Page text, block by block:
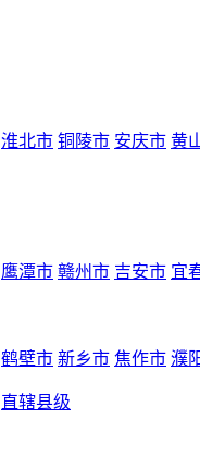
淮北市 铜陵市 安庆市 黄
鹰潭市 赣州市 吉安市 宜
鹤壁市 新乡市 焦作市 濮
直辖县级